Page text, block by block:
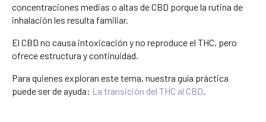
concentraciones medias o altas de CBD porque la rutina de
inhalación les resulta familiar.
El CBD no causa intoxicación y no reproduce el THC, pero
ofrece estructura y continuidad.
Para quienes exploran este tema, nuestra guía práctica
puede ser de ayuda: La transición del THC al CBD.